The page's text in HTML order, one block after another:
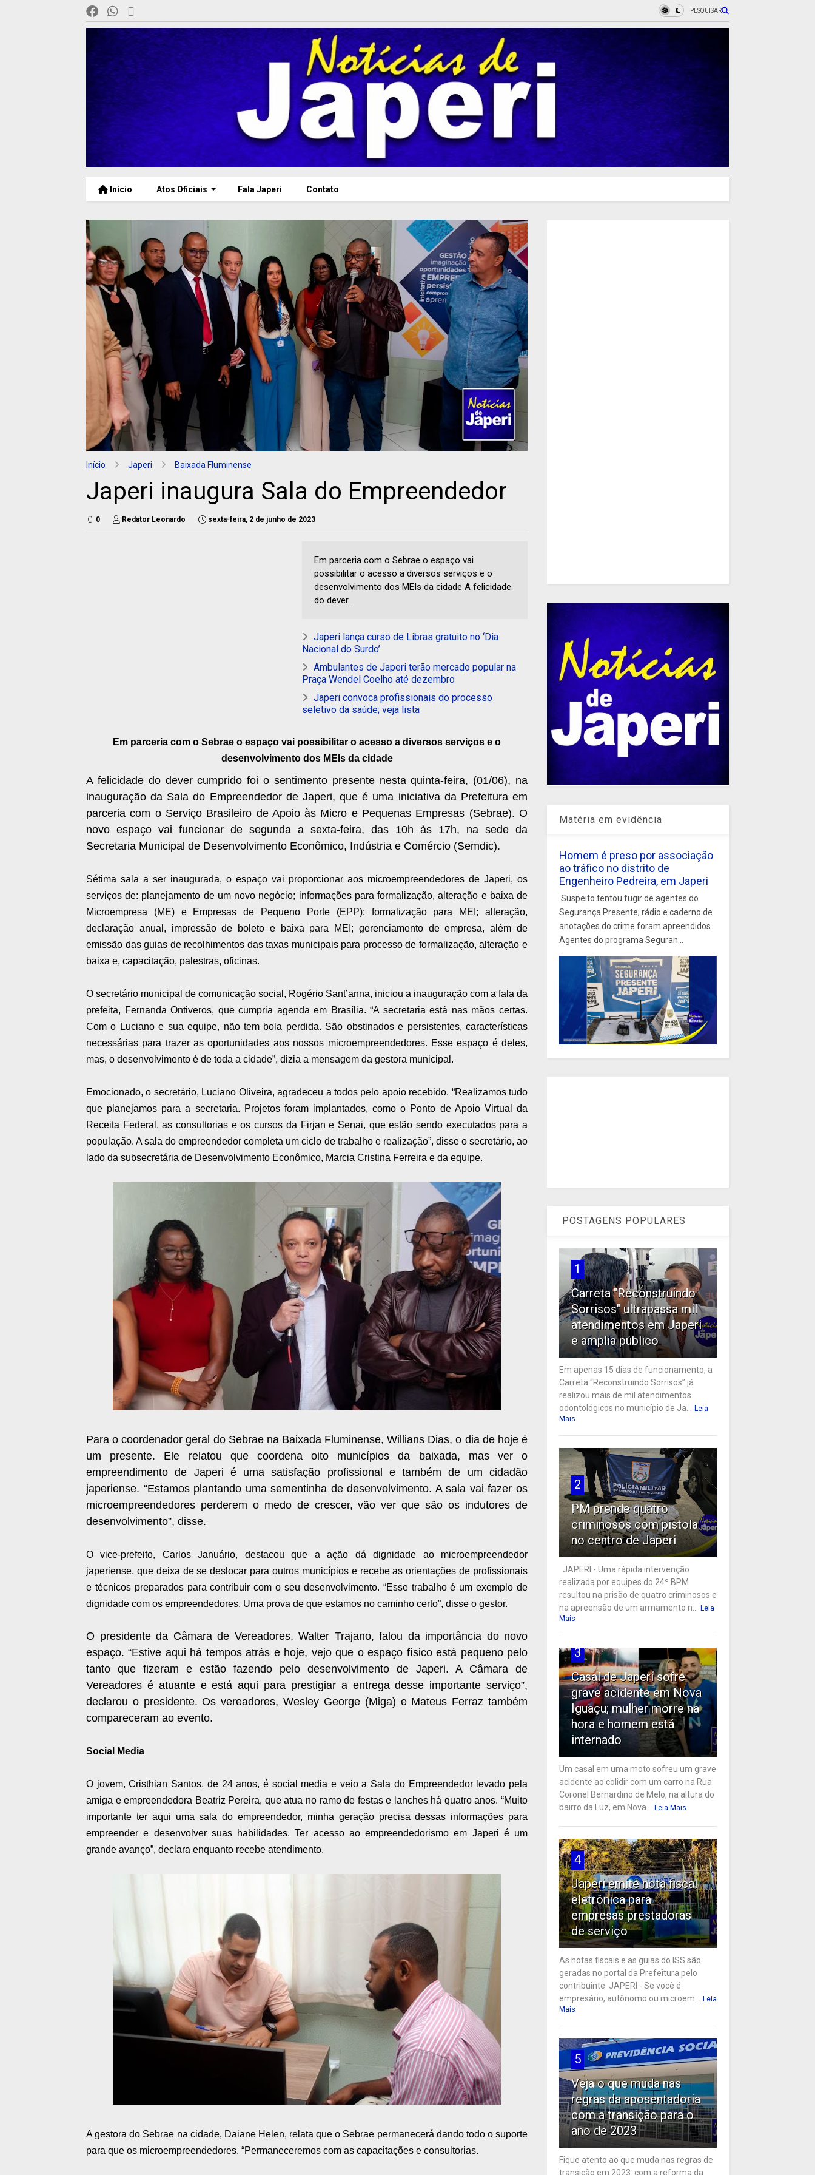
PESQUISAR
Início Atos Oficiais Fala Japeri Contato
Início Japeri Baixada Fluminense
Japeri inaugura Sala do Empreendedor
0 Redator Leonardo sexta-feira, 2 de junho de 2023
Em parceria com o Sebrae o espaço vai
possibilitar o acesso a diversos serviços e o
desenvolvimento dos MEIs da cidade A felicidade
do dever...
Japeri lança curso de Libras gratuito no ‘Dia
Nacional do Surdo’
Ambulantes de Japeri terão mercado popular na
Praça Wendel Coelho até dezembro
Japeri convoca profissionais do processo
seletivo da saúde; veja lista
Em parceria com o Sebrae o espaço vai possibilitar o acesso a diversos serviços e o
desenvolvimento dos MEIs da cidade
A felicidade do dever cumprido foi o sentimento presente nesta quinta-feira, (01/06), na
inauguração da Sala do Empreendedor de Japeri, que é uma iniciativa da Prefeitura em
parceria com o Serviço Brasileiro de Apoio às Micro e Pequenas Empresas (Sebrae). O
novo espaço vai funcionar de segunda a sexta-feira, das 10h às 17h, na sede da
Secretaria Municipal de Desenvolvimento Econômico, Indústria e Comércio (Semdic).
Sétima sala a ser inaugurada, o espaço vai proporcionar aos microempreendedores de Japeri, os
serviços de: planejamento de um novo negócio; informações para formalização, alteração e baixa de
Microempresa (ME) e Empresas de Pequeno Porte (EPP); formalização para MEI; alteração,
declaração anual, impressão de boleto e baixa para MEI; gerenciamento de empresa, além de
emissão das guias de recolhimentos das taxas municipais para processo de formalização, alteração e
baixa e, capacitação, palestras, oficinas.
O secretário municipal de comunicação social, Rogério Sant’anna, iniciou a inauguração com a fala da
prefeita, Fernanda Ontiveros, que cumpria agenda em Brasília. “A secretaria está nas mãos certas.
Com o Luciano e sua equipe, não tem bola perdida. São obstinados e persistentes, características
necessárias para trazer as oportunidades aos nossos microempreendedores. Esse espaço é deles,
mas, o desenvolvimento é de toda a cidade”, dizia a mensagem da gestora municipal.
Emocionado, o secretário, Luciano Oliveira, agradeceu a todos pelo apoio recebido. “Realizamos tudo
que planejamos para a secretaria. Projetos foram implantados, como o Ponto de Apoio Virtual da
Receita Federal, as consultorias e os cursos da Firjan e Senai, que estão sendo executados para a
população. A sala do empreendedor completa um ciclo de trabalho e realização”, disse o secretário, ao
lado da subsecretária de Desenvolvimento Econômico, Marcia Cristina Ferreira e da equipe.
Para o coordenador geral do Sebrae na Baixada Fluminense, Willians Dias, o dia de hoje é
um presente. Ele relatou que coordena oito municípios da baixada, mas ver o
empreendimento de Japeri é uma satisfação profissional e também de um cidadão
japeriense. “Estamos plantando uma sementinha de desenvolvimento. A sala vai fazer os
microempreendedores perderem o medo de crescer, vão ver que são os indutores de
desenvolvimento”, disse.
O vice-prefeito, Carlos Januário, destacou que a ação dá dignidade ao microempreendedor
japeriense, que deixa de se deslocar para outros municípios e recebe as orientações de profissionais
e técnicos preparados para contribuir com o seu desenvolvimento. “Esse trabalho é um exemplo de
dignidade com os empreendedores. Uma prova de que estamos no caminho certo”, disse o gestor.
O presidente da Câmara de Vereadores, Walter Trajano, falou da importância do novo
espaço. “Estive aqui há tempos atrás e hoje, vejo que o espaço físico está pequeno pelo
tanto que fizeram e estão fazendo pelo desenvolvimento de Japeri. A Câmara de
Vereadores é atuante e está aqui para prestigiar a entrega desse importante serviço”,
declarou o presidente. Os vereadores, Wesley George (Miga) e Mateus Ferraz também
compareceram ao evento.
Social Media
O jovem, Cristhian Santos, de 24 anos, é social media e veio a Sala do Empreendedor levado pela
amiga e empreendedora Beatriz Pereira, que atua no ramo de festas e lanches há quatro anos. “Muito
importante ter aqui uma sala do empreendedor, minha geração precisa dessas informações para
empreender e desenvolver suas habilidades. Ter acesso ao empreendedorismo em Japeri é um
grande avanço”, declara enquanto recebe atendimento.
A gestora do Sebrae na cidade, Daiane Helen, relata que o Sebrae permanecerá dando todo o suporte
para que os microempreendedores. “Permaneceremos com as capacitações e consultorias.
Matéria em evidência
Homem é preso por associação
ao tráfico no distrito de
Engenheiro Pedreira, em Japeri
Suspeito tentou fugir de agentes do
Segurança Presente; rádio e caderno de
anotações do crime foram apreendidos
Agentes do programa Seguran...
POSTAGENS POPULARES
1
Carreta "Reconstruindo
Sorrisos" ultrapassa mil
atendimentos em Japeri
e amplia público
Em apenas 15 dias de funcionamento, a
Carreta “Reconstruindo Sorrisos” já
realizou mais de mil atendimentos
odontológicos no município de Ja...
Leia
Mais
2
PM prende quatro
criminosos com pistola
no centro de Japeri
JAPERI - Uma rápida intervenção
realizada por equipes do 24º BPM
resultou na prisão de quatro criminosos e
na apreensão de um armamento n...
Leia
Mais
3
Casal de Japeri sofre
grave acidente em Nova
Iguaçu; mulher morre na
hora e homem está
internado
Um casal em uma moto sofreu um grave
acidente ao colidir com um carro na Rua
Coronel Bernardino de Melo, na altura do
bairro da Luz, em Nova...
Leia Mais
4
Japeri emite nota fiscal
eletrônica para
empresas prestadoras
de serviço
As notas fiscais e as guias do ISS são
geradas no portal da Prefeitura pelo
contribuinte JAPERI - Se você é
empresário, autônomo ou microem...
Leia
Mais
5
Veja o que muda nas
regras da aposentadoria
com a transição para o
ano de 2023
Fique atento ao que muda nas regras de
transição em 2023: com a reforma da